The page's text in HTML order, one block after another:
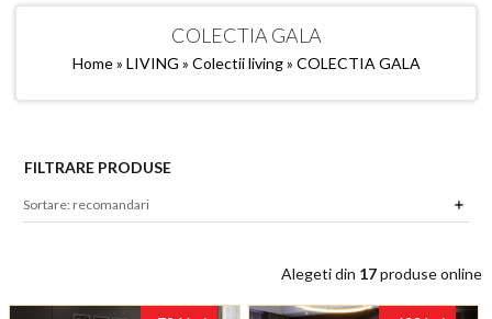
COLECTIA GALA
Home» LIVING » Colectii living» COLECTIA GALA
FILTRARE PRODUSE
Alegeti din 17produse online